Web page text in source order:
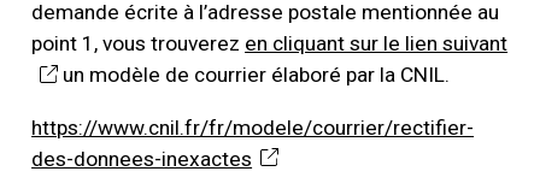
demande écrite à l’adresse postale mentionnée au
point 1, vous trouverez en cliquant sur le lien suivant
un modèle de courrier élaboré par la CNIL.
https://www.cnil.fr/fr/modele/courrier/rectifier-
des-donnees-inexactes